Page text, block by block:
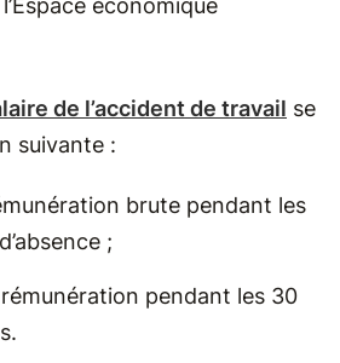
économique
de l’accident de travail se
suivante :
brute pendant les
;
pendant les 30